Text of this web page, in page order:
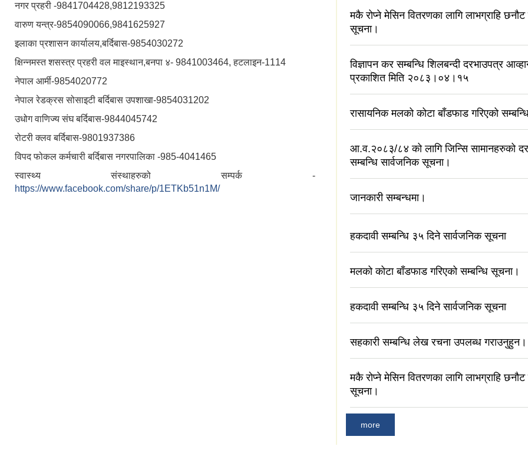
नगर प्रहरी -9841704428,9812193325
वारुण यन्त्र-9854090066,9841625927
इलाका प्रशासन कार्यालय,बर्दिबास-9854030272
क्षिन्नमस्त शसस्त्र प्रहरी वल माइस्थान,बनपा ४- 9841003464, हटलाइन-1114
नेपाल आर्मी-9854020772
नेपाल रेडक्रस सोसाइटी बर्दिबास उपशाखा-9854031202
उधोग वाणिज्य संघ बर्दिबास-9844045742
रोटरी क्लव बर्दिबास-9801937386
विपद फोकल कर्मचारी बर्दिबास नगरपालिका -985-4041465
स्वास्थ्य संस्थाहरुको सम्पर्क -
https://www.facebook.com/share/p/1ETKb51n1M/
मकै रोप्ने मेसिन वितरणका लागि लाभग्राहि छनौट
सूचना।
विज्ञापन कर सम्बन्धि शिलबन्दी दरभाउपत्र
प्रकाशित मिति २०८३।०४।१५
रासायनिक मलको कोटा बाँडफाड गरिएको
आ.व.२०८३/८४ को लागि जिन्सि सामानहरुको
सम्बन्धि सार्वजनिक सूचना।
जानकारी सम्बन्धमा।
हकदावी सम्बन्धि ३५ दिने सार्वजनिक सूचना
मलको कोटा बाँडफाड गरिएको सम्बन्धि सूचना।
हकदावी सम्बन्धि ३५ दिने सार्वजनिक सूचना
सहकारी सम्बन्धि लेख रचना उपलब्ध गराउनुहुन।
मकै रोप्ने मेसिन वितरणका लागि लाभग्राहि छनौट
सूचना।
more